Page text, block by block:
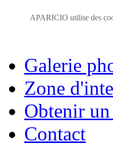
APARICIO utilise des
Accueil
Galerie
Zone
Obtenir
Contact